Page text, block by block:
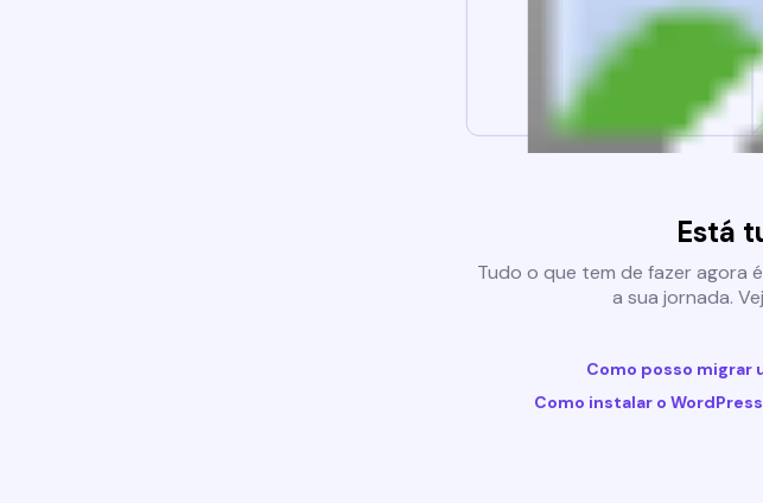
Está
Tudo o que tem de fazer agora
a sua jornada.
Como posso migrar
Como instalar o